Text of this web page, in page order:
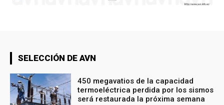
SELECCIÓN DE AVN
450 megavatios de la capacidad
termoeléctrica perdida por los sismos
será restaurada la próxima semana